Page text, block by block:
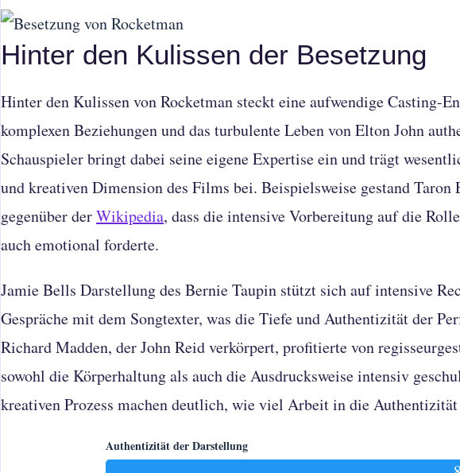
Hinter den Kulissen der Besetzung
Hinter den Kulissen von Rocketman steckt eine aufwendige Casting-
komplexen Beziehungen und das turbulente Leben von Elton John
Schauspieler bringt dabei seine eigene Expertise ein und trägt
und kreativen Dimension des Films bei. Beispielsweise gestand
gegenüber derWikipedia, dass die intensive Vorbereitung auf die
auch emotional forderte.
Jamie Bells Darstellung des Bernie Taupin stützt sich auf intensive
Gespräche mit dem Songtexter, was die Tiefe und Authentizität der
Richard Madden, der John Reid verkörpert, profitierte von
sowohl die Körperhaltung als auch die Ausdrucksweise intensiv
kreativen Prozess machen deutlich, wie viel Arbeit in die Authentizität
Authentizität der Darstellung